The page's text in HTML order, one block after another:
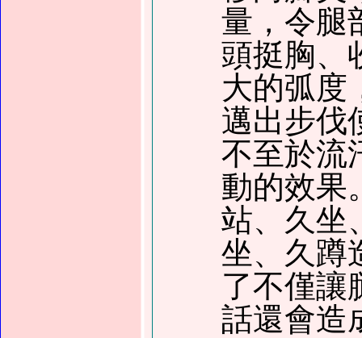
量，令腿
頭挺胸、
大的弧度
邁出步伐
不至於流
動的效果
站、久坐
坐、久蹲
了不僅讓
話還會造